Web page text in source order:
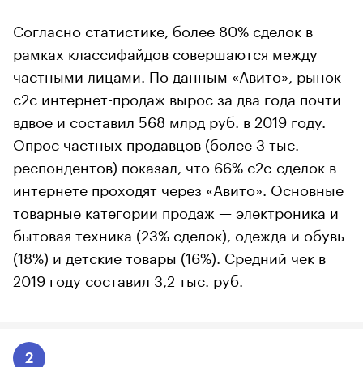
Согласно статистике, более 80% сделок в
рамках классифайдов совершаются между
частными лицами. По данным «Авито», рынок
с2с интернет-продаж вырос за два года почти
вдвое и составил 568 млрд руб. в 2019 году.
Опрос частных продавцов (более 3 тыс.
респондентов) показал, что 66% с2с-сделок в
интернете проходят через «Авито». Основные
товарные категории продаж — электроника и
бытовая техника (23% сделок), одежда и обувь
(18%) и детские товары (16%). Средний чек в
2019 году составил 3,2 тыс. руб.
2